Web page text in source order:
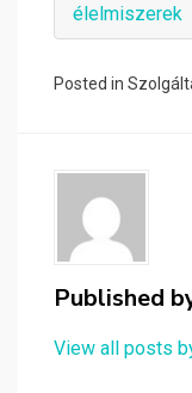
élelmiszerek
Posted in
Published
View all posts